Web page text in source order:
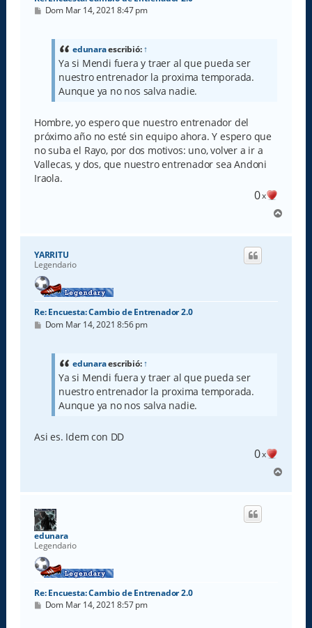
M
Dom Mar 14, 2021 8:47 pm
edunaraescribió:↑
Ya si Mendi fuera y traer al que pueda ser
nuestro entrenador la proxima temporada.
Aunque ya no nos salva nadie.
Hombre, yo espero que nuestro entrenador del
próximo año no esté sin equipo ahora. Y espero que
no suba el Rayo, por dos motivos: uno, volver a ir a
Vallecas, y dos, que nuestro entrenador sea Andoni
Iraola.
0x
r
YARRITU
Legendario
Re: Encuesta: Cambio de Entrenador 2.0
M
Dom Mar 14, 2021 8:56 pm
edunaraescribió:↑
Ya si Mendi fuera y traer al que pueda ser
nuestro entrenador la proxima temporada.
Aunque ya no nos salva nadie.
Asi es. Idem con DD
0x
r
edunara
Legendario
Re: Encuesta: Cambio de Entrenador 2.0
M
Dom Mar 14, 2021 8:57 pm